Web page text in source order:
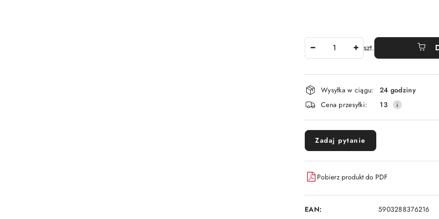
szt.
Dostępność
i
dostawa
Wysyłka w ciągu:
24 godziny
Cena przesyłki:
13
Zadaj pytanie
Pobierz produkt do PDF
EAN: 5903288376216